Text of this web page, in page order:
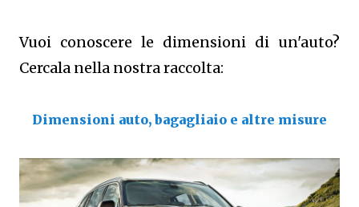
Vuoi conoscere le dimensioni di un'auto?
Cercala nella nostra raccolta:
Dimensioni auto, bagagliaio e altre misure